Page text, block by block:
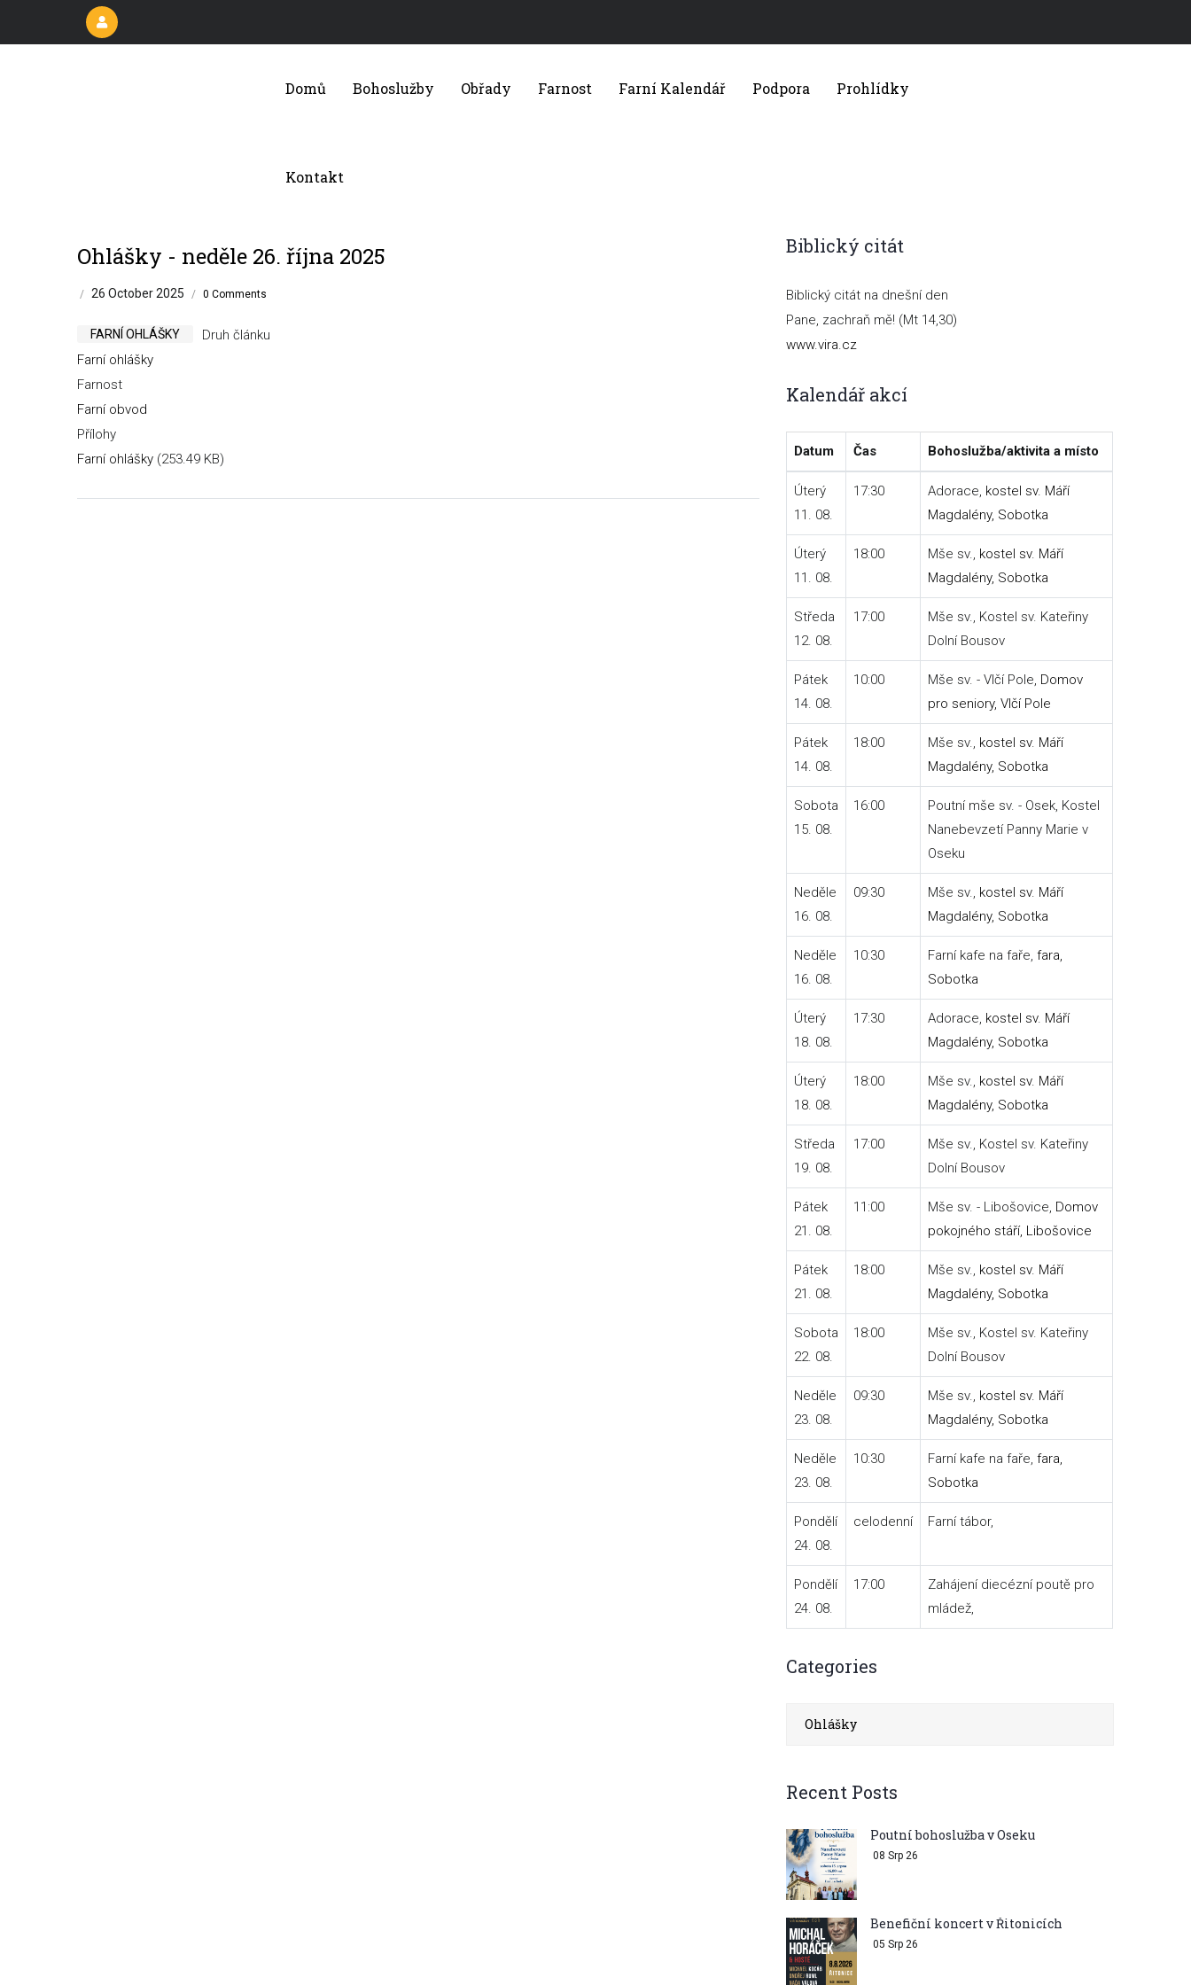
navigation
Domů Bohoslužby Obřady Farnost Farní Kalendář Podpora Prohlídky
Kontakt
Ohlášky - neděle 26. října 2025
/ 26 October 2025 / 0 Comments
FARNÍ OHLÁŠKY
Druh článku
Farní ohlášky
Farnost
Farní obvod
Přílohy
Farní ohlášky (253.49 KB)
Biblický citát
Biblický citát na dnešní den
Pane, zachraň mě! (Mt 14,30)
www.vira.cz
Kalendář akcí
Datum Čas Bohoslužba/aktivita a místo
Úterý
11. 08.
17:30 Adorace, kostel sv. Máří
Magdalény, Sobotka
Úterý
11. 08.
18:00 Mše sv., kostel sv. Máří
Magdalény, Sobotka
Středa
12. 08.
17:00
Mše sv., Kostel sv. Kateřiny
Dolní Bousov
Pátek
14. 08.
10:00 Mše sv. - Vlčí Pole, Domov
pro seniory, Vlčí Pole
Pátek
14. 08.
18:00 Mše sv., kostel sv. Máří
Magdalény, Sobotka
Sobota
15. 08.
16:00
Poutní mše sv. - Osek, Kostel
Nanebevzetí Panny Marie v
Oseku
Neděle
16. 08.
09:30 Mše sv., kostel sv. Máří
Magdalény, Sobotka
Neděle
16. 08.
10:30 Farní kafe na faře, fara,
Sobotka
Úterý
18. 08.
17:30 Adorace, kostel sv. Máří
Magdalény, Sobotka
Úterý
18. 08.
18:00 Mše sv., kostel sv. Máří
Magdalény, Sobotka
Středa
19. 08.
17:00
Mše sv., Kostel sv. Kateřiny
Dolní Bousov
Pátek
21. 08.
11:00 Mše sv. - Libošovice, Domov
pokojného stáří, Libošovice
Pátek
21. 08.
18:00 Mše sv., kostel sv. Máří
Magdalény, Sobotka
Sobota
22. 08.
18:00
Mše sv., Kostel sv. Kateřiny
Dolní Bousov
Neděle
23. 08.
09:30 Mše sv., kostel sv. Máří
Magdalény, Sobotka
Neděle
23. 08.
10:30 Farní kafe na faře, fara,
Sobotka
Pondělí
24. 08.
celodenní Farní tábor,
Pondělí
24. 08.
17:00
Zahájení diecézní poutě pro
mládež,
Categories
Ohlášky
Recent Posts
Poutní bohoslužba v Oseku
08 Srp 26
Benefiční koncert v Řitonicích
05 Srp 26